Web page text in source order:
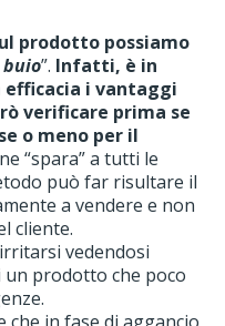
prodotto possiamo
buio”. Infatti, è in
i vantaggi
verificare prima se
o meno per il
“spara” a tutti le
può far risultare il
a vendere e non
cliente.
vedendosi
prodotto che poco